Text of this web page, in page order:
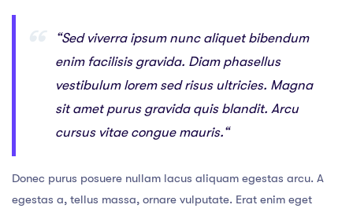
“Sed viverra ipsum nunc aliquet bibendum
enim facilisis gravida. Diam phasellus
vestibulum lorem sed risus ultricies. Magna
sit amet purus gravida quis blandit. Arcu
cursus vitae congue mauris.“
Donec purus posuere nullam lacus aliquam egestas arcu. A
egestas a, tellus massa, ornare vulputate. Erat enim eget